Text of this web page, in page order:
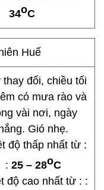
34oC
Huế
thay đổi, chiều tối
có mưa rào và
vài nơi, ngày
Gió nhẹ.
độ thấp nhất từ :
: 25 – 28oC
độ cao nhất từ : :